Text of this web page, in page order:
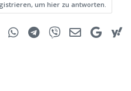
um hier zu antworten.
Reddit WhatsAppTelegramViber E-Mail Google